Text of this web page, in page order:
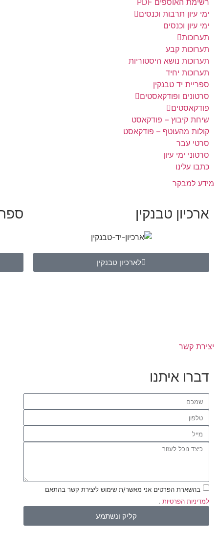
רשימת האוספים PDF
ימי עיון תרבות וכנסים
ימי עיון וכנסים
תערוכות
תערוכות קבע
תערוכות נושא היסטוריות
תערוכות יחיד
ספריית יד טבנקין
סרטונים ופודקאסטים
פודקאסטים
שיחת קיבוץ – פודקאסט
קולות מהעוטף – פודקאסט
סרטי עבר
סרטוני ימי עיון
כתבו עלינו
מידע למבקר
ארכיון טבנקין
לארכיון טבנקין
יצירת קשר
דברו איתנו
בהשארת הפרטים אני מאשר/ת שימוש ליצירת קשר בהתאם
למדיניות הפרטיות .
קליק ונשתמע